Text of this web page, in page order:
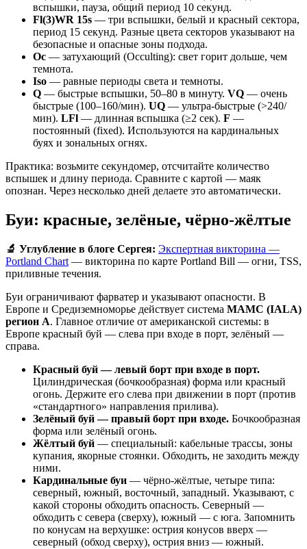
вспышки, пауза, общий период 10 секунд.
Fl(3)WR 15s — три вспышки, белый и красный сектора,
период 15 секунд. Разные цвета секторов указывают на
безопасные и опасные зоны подхода.
Oc — затухающий (Occulting): свет горит дольше, чем
темнота.
Iso — равные периоды света и темноты.
Q — быстрые вспышки, 50–80 в минуту. VQ — очень
быстрые (100–160/мин). UQ — ультра-быстрые (>240/
мин). LFl — длинная вспышка (≥2 сек). F —
постоянный (fixed). Используются на кардинальных
буях и зональных огнях.
Практика: возьмите секундомер, отсчитайте количество
вспышек и длину периода. Сравните с картой — маяк
опознан. Через несколько дней делаете это автоматически.
Буи: красные, зелёные, чёрно-жёлтые
🔬 Углубление в блоге Сергея: Экспертная викторина —
Portland Chart — викторина по карте Portland Bill — огни, TSS,
приливные течения.
Буи ограничивают фарватер и указывают опасности. В
Европе и Средиземноморье действует система МАМС (IALA)
регион A. Главное отличие от американской системы: в
Европе красный буй — слева при входе в порт, зелёный —
справа.
Красный буй — левый борт при входе в порт.
Цилиндрическая (бочкообразная) форма или красный
огонь. Держите его слева при движении в порт (против
«стандартного» направления прилива).
Зелёный буй — правый борт при входе. Бочкообразная
форма или зелёный огонь.
Жёлтый буй — специальный: кабельные трассы, зоны
купания, якорные стоянки. Обходить, не заходить между
ними.
Кардинальные буи — чёрно-жёлтые, четыре типа:
северный, южный, восточный, западный. Указывают, с
какой стороны обходить опасность. Северный —
обходить с севера (сверху), южный — с юга. Запомнить
по конусам на верхушке: острия конусов вверх —
северный (обход сверху), острия вниз — южный.